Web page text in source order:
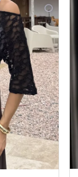
Kadın Atlet Kombinli Dantel Bluz Siyahbeyaz